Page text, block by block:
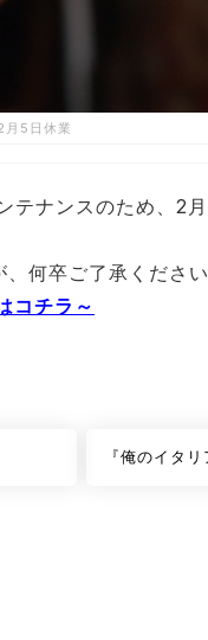
月5日休業
テナンスのため、2
何卒ご了承くださ
コチラ～
『俺のイタ